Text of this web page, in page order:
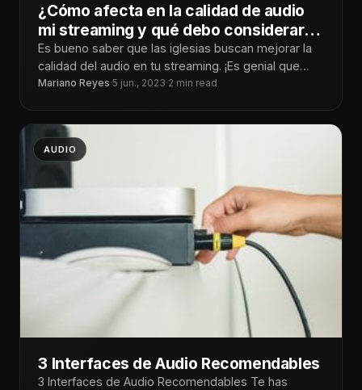
¿Cómo afecta en la calidad de audio
mi streaming y qué debo considerar
para tener un audio de buena calidad?
Es bueno saber que las iglesias buscan mejorar la
calidad del audio en tu streaming. ¡Es genial que
quieras sumergir
Mariano Reyes·5 jun., 2023·2 min read
AUDIO
3 Interfaces de Audio Recomendables
3 Interfaces de Audio Recomendables Te has